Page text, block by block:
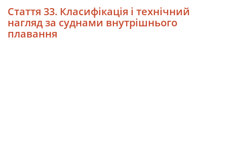
Стаття 33. Класифікація і технічний
нагляд за суднами внутрішнього
плавання